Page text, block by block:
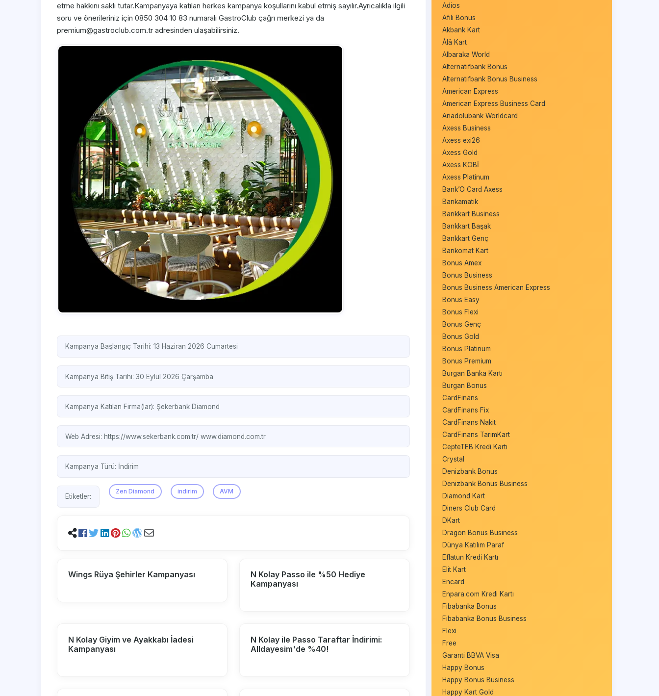
etme hakkını saklı tutar.Kampanyaya katılan herkes kampanya koşullarını kabul etmiş sayılır.Ayrıcalıkla ilgili
soru ve önerileriniz için 0850 304 10 83 numaralı GastroClub çağrı merkezi ya da
premium@gastroclub.com.tr adresinden ulaşabilirsiniz.
Kampanya Başlangıç Tarihi: 13 Haziran 2026 Cumartesi
Kampanya Bitiş Tarihi: 30 Eylül 2026 Çarşamba
Kampanya Katılan Firma(lar): Şekerbank Diamond
Web Adresi: https://www.sekerbank.com.tr/ www.diamond.com.tr
Kampanya Türü: İndirim
Etiketler:
Zen Diamond indirim AVM
Wings Rüya Şehirler Kampanyası
N Kolay Passo ile %50 Hediye
Kampanyası
N Kolay Giyim ve Ayakkabı İadesi
Kampanyası
N Kolay ile Passo Taraftar İndirimi:
Alldayesim'de %40!
Adios
Afili Bonus
Akbank Kart
Âlâ Kart
Albaraka World
Alternatifbank Bonus
Alternatifbank Bonus Business
American Express
American Express Business Card
Anadolubank Worldcard
Axess Business
Axess exi26
Axess Gold
Axess KOBİ
Axess Platinum
Bank’O Card Axess
Bankamatik
Bankkart Business
Bankkart Başak
Bankkart Genç
Bankomat Kart
Bonus Amex
Bonus Business
Bonus Business American Express
Bonus Easy
Bonus Flexi
Bonus Genç
Bonus Gold
Bonus Platinum
Bonus Premium
Burgan Banka Kartı
Burgan Bonus
CardFinans
CardFinans Fix
CardFinans Nakit
CardFinans TarımKart
CepteTEB Kredi Kartı
Crystal
Denizbank Bonus
Denizbank Bonus Business
Diamond Kart
Diners Club Card
DKart
Dragon Bonus Business
Dünya Katılım Paraf
Eflatun Kredi Kartı
Elit Kart
Encard
Enpara.com Kredi Kartı
Fibabanka Bonus
Fibabanka Bonus Business
Flexi
Free
Garanti BBVA Visa
Happy Bonus
Happy Bonus Business
Happy Kart Gold